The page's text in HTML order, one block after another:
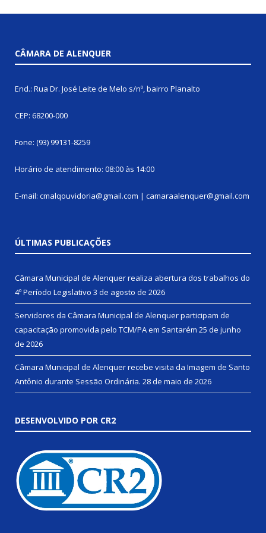
CÂMARA DE ALENQUER
End.: Rua Dr. José Leite de Melo s/nº, bairro Planalto
CEP: 68200-000
Fone: (93) 99131-8259
Horário de atendimento: 08:00 às 14:00
E-mail: cmalqouvidoria@gmail.com | camaraalenquer@gmail.com
ÚLTIMAS PUBLICAÇÕES
Câmara Municipal de Alenquer realiza abertura dos trabalhos do
4º Período Legislativo 3 de agosto de 2026
Servidores da Câmara Municipal de Alenquer participam de
capacitação promovida pelo TCM/PA em Santarém 25 de junho
de 2026
Câmara Municipal de Alenquer recebe visita da Imagem de Santo
Antônio durante Sessão Ordinária. 28 de maio de 2026
DESENVOLVIDO POR CR2